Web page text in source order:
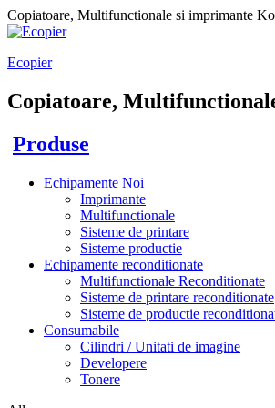
Copiatoare, Multifunctionale si imprimante
Ecopier
Copiatoare,
Produse
Echipamente Noi
Imprimante
Multifunctionale
Sisteme de printare
Sisteme productie
Echipamente reconditionate
Multifunctionale Reconditionate
Sisteme de printare reconditionate
Sisteme de productie
Consumabile
Cilindri / Unitati de imagine
Developere
Tonere